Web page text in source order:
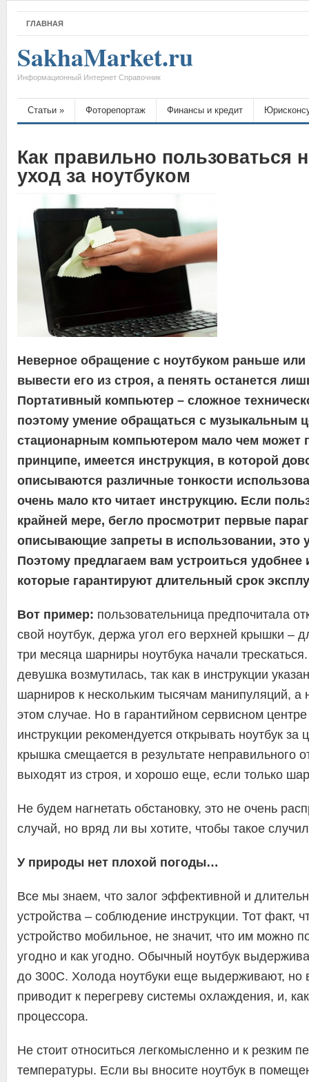
ГЛАВНАЯ
SakhaMarket.ru
Информационный Интернет Справочник
Статьи » Фоторепортаж Финансы и кредит
Как правильно пользоваться
уход за ноутбуком
Неверное обращение с ноутбуком раньше
вывести его из строя, а пенять останется
Портативный компьютер – сложное
поэтому умение обращаться с музыкальным
стационарным компьютером мало чем может
принципе, имеется инструкция, в которой
описываются различные тонкости
очень мало кто читает инструкцию. Если
крайней мере, бегло просмотрит первые
описывающие запреты в использовании, это
Поэтому предлагаем вам устроиться удобнее
которые гарантируют длительный срок
Вот пример: пользовательница предпочитала
свой ноутбук, держа угол его верхней крышки –
три месяца шарниры ноутбука начали
девушка возмутилась, так как в инструкции
шарниров к нескольким тысячам манипуляций, а
этом случае. Но в гарантийном сервисном
инструкции рекомендуется открывать ноутбук
крышка смещается в результате неправильного
выходят из строя, и хорошо еще, если только
Не будем нагнетать обстановку, это не очень
случай, но вряд ли вы хотите, чтобы такое
У природы нет плохой погоды…
Все мы знаем, что залог эффективной и
устройства – соблюдение инструкции. Тот факт,
устройство мобильное, не значит, что им можно
угодно и как угодно. Обычный ноутбук
до 300С. Холода ноутбуки еще выдерживают, но
приводит к перегреву системы охлаждения, и,
процессора.
Не стоит относиться легкомысленно и к резким
температуры. Если вы вносите ноутбук в